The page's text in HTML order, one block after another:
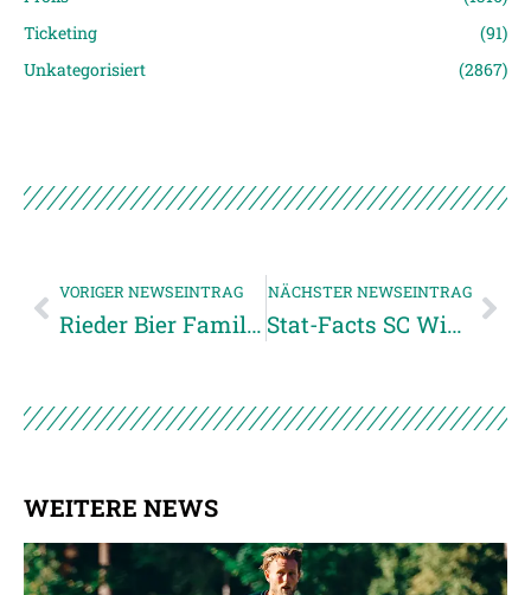
Ticketing
(91)
Unkategorisiert
(2867)
VORIGER NEWSEINTRAG
Rieder Bier Familienfanbank am Familientag
NÄCHSTER NEWSEINTRAG
Stat-Facts SC Wiener Neustadt vs. SVR
WEITERE NEWS